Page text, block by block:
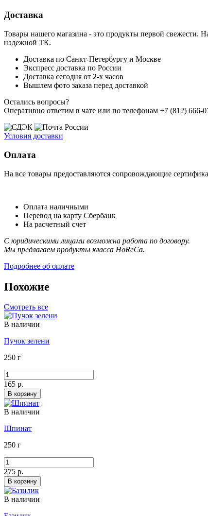
Доставка
Товары нашего магазина - это продукты первой свежести.
надежной ТК.
Доставка по Санкт-Петербургу и Москве
Экспресс доставка по России
Доставка сегодня от 2-х часов
Вышлем фото заказа перед доставкой
Остались вопросы?
Оперативно ответим в чате или по телефонам +7 (812) 666-
Условия доставки
Оплата
На все товары предоставляются сопровождающие
Оплата наличными
Перевод на карту Сбербанк
На расчетный счет
С юридическими лицами возможна работа по договору.
Мы предлагаем продукты класса HoReCa.
Подробнее об оплате
Похожие
Смотреть все
В наличии
Пучок зелени
250 г
165 р.
В корзину
В наличии
Шпинат
250 г
275 р.
В корзину
В наличии